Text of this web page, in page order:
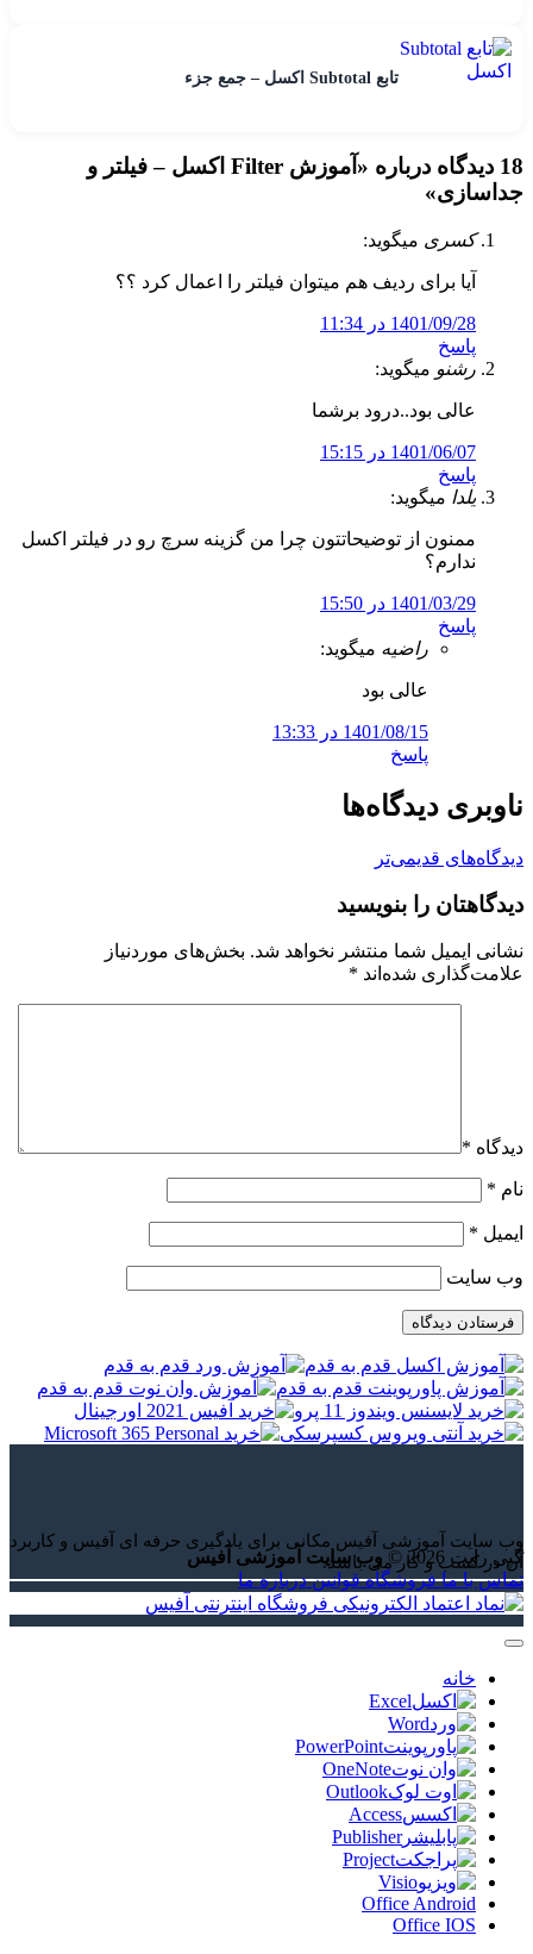
تابع Subtotal اکسل – جمع جزء
18 دیدگاه درباره «
آموزش Filter اکسل – فیلتر و
جداسازی»
کسری میگوید:
آیا برای ردیف هم میتوان فیلتر را اعمال کرد ؟؟
1401/09/28 در 11:34
پاسخ
رشنو میگوید:
عالی بود..درود برشما
1401/06/07 در 15:15
پاسخ
یلدا میگوید:
ممنون از توضیحاتتون چرا من گزینه سرچ رو در فیلتر اکسل
ندارم؟
1401/03/29 در 15:50
پاسخ
راضیه میگوید:
عالی بود
1401/08/15 در 13:33
پاسخ
ناوبری دیدگاه‌ها
دیدگاه‌های قدیمی‌تر
دیدگاهتان را بنویسید
نشانی ایمیل شما منتشر نخواهد شد. بخش‌های موردنیاز
علامت‌گذاری شده‌اند *
دیدگاه *
نام *
ایمیل *
وب‌ سایت
وب سایت آموزشی آفیس مکانی برای یادگیری حرفه ای آفیس و کاربرد
آن در کسب و کار می باشد.
کپی رایت 2026 ©
وب سایت آموزشی آفیس
تماس با ما فروشگاه قوانین درباره ما
خانه
Excel
Word
PowerPoint
OneNote
Outlook
Access
Publisher
Project
Visio
Office Android
Office IOS